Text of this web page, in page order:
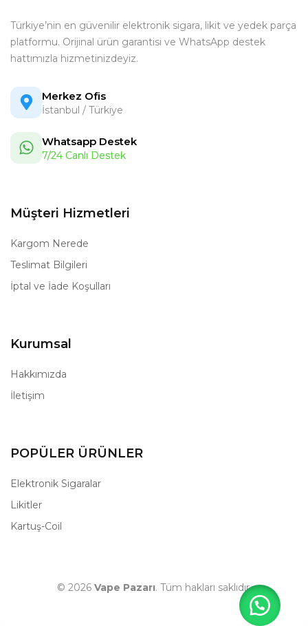
Türkiye’nin en güvenilir elektronik sigara, likit ve yedek parça
platformu. Orijinal ürün garantisi ve WhatsApp destek
hattımızla hizmetinizdeyiz.
Merkez Ofis
İstanbul / Türkiye
Whatsapp Destek
7/24 Canlı Destek
Müşteri Hizmetleri
Kargom Nerede
Teslimat Bilgileri
İptal ve İade Koşulları
Kurumsal
Hakkımızda
İletişim
POPÜLER ÜRÜNLER
Elektronik Sigaralar
Likitler
Kartuş-Coil
© 2026 Vape Pazarı. Tüm hakları saklıdır.